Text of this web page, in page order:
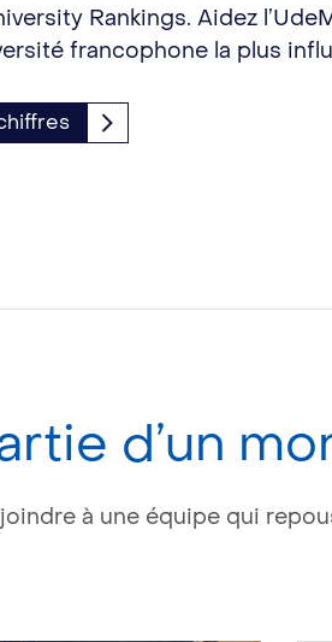
Rankings. Aidez
francophone la plus
d’un
à une équipe qui